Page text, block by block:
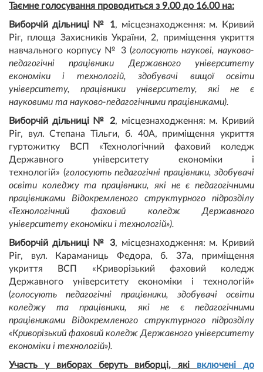
Таємне голосування проводиться з 9.00 до 16.00 на:
Виборчій дільниці № 1, місцезнаходження: м. Кривий
Ріг, площа Захисників України, 2, приміщення укриття
навчального корпусу № 3 (голосують наукові, науково-
педагогічні працівники Державного університету
економіки і технологій, здобувачі вищої освіти
університету, працівники університету, які не є
науковими та науково-педагогічними працівниками).
Виборчій дільниці № 2, місцезнаходження: м. Кривий
Ріг, вул. Степана Тільги, б. 40А, приміщення укриття
гуртожитку ВСП «Технологічний фаховий коледж
Державного університету економіки і
технологій» (голосують педагогічні працівники, здобувачі
освіти коледжу та працівники, які не є педагогічними
працівниками Відокремленого структурного підрозділу
«Технологічний фаховий коледж Державного
університету економіки і технологій»).
Виборчій дільниці № 3, місцезнаходження: м. Кривий
Ріг, вул. Караманиць Федора, б. 37а, приміщення
укриття ВСП «Криворізький фаховий коледж
Державного університету економіки і технологій»
(голосують педагогічні працівники, здобувачі освіти
коледжу та працівники, які не є педагогічними
працівниками Відокремленого структурного підрозділу
«Криворізький фаховий коледж Державного університету
економіки і технологій»).
Участь у виборах беруть виборці, які включені до